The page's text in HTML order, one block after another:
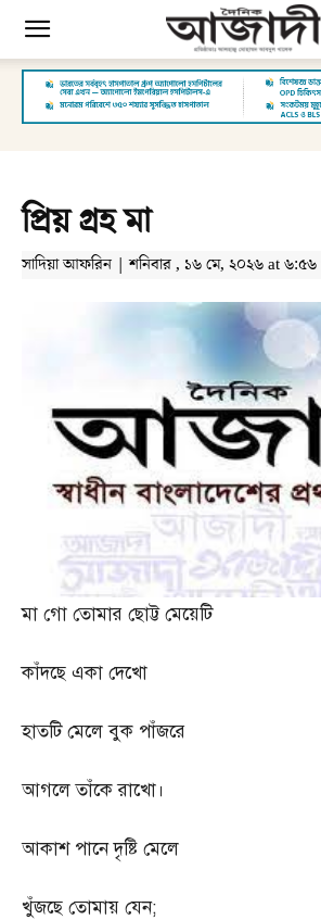
প্রিয় গ্রহ মা
সাদিয়া আফরিন | শনিবার , ১৬ মে, ২০২৬ at ৬:৫৬
মা গো তোমার ছোট্ট মেয়েটি
কাঁদছে একা দেখো
হাতটি মেলে বুক পাঁজরে
আগলে তাঁকে রাখো।
আকাশ পানে দৃষ্টি মেলে
খুঁজছে তোমায় যেন;